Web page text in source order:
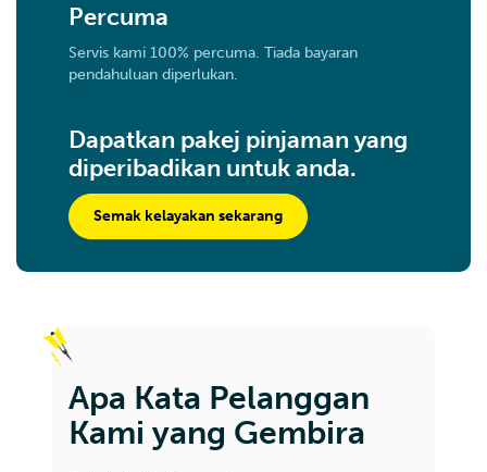
Percuma
Servis kami 100% percuma. Tiada bayaran
pendahuluan diperlukan.
Dapatkan pakej pinjaman yang
diperibadikan untuk anda.
Semak kelayakan sekarang
Apa Kata Pelanggan
Kami yang Gembira